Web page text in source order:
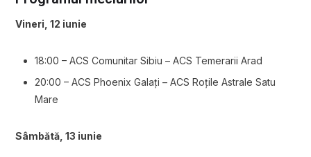
Vineri, 12 iunie
18:00 – ACS Comunitar Sibiu – ACS Temerarii Arad
20:00 – ACS Phoenix Galați – ACS Roțile Astrale Satu
Mare
Sâmbătă, 13 iunie